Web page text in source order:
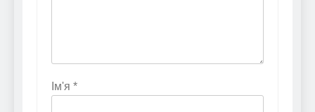
Ім'я *